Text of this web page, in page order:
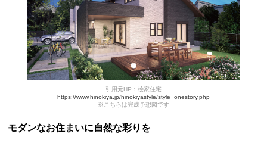
引用元HP：桧家住宅
https://www.hinokiya.jp/hinokiyastyle/style_onestory.php
※こちらは完成予想図です
モダンなお住まいに自然な彩りを